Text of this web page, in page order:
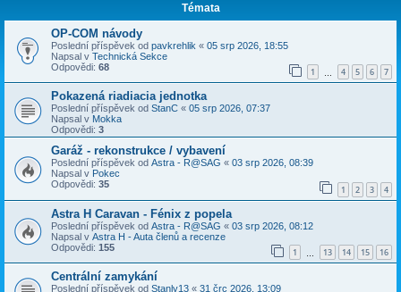
Témata
OP-COM návody
Poslední příspěvek od pavkrehlik « 05 srp 2026, 18:55
Napsal v Technická Sekce
Odpovědi: 68 1 4 5 6 7
Pokazená riadiacia jednotka
Poslední příspěvek od StanC « 05 srp 2026, 07:37
Napsal v Mokka
Odpovědi: 3
Garáž - rekonstrukce / vybavení
Poslední příspěvek od Astra - R@SAG « 03 srp 2026, 08:39
Napsal v Pokec
Odpovědi: 35 1 2 3 4
Astra H Caravan - Fénix z popela
Poslední příspěvek od Astra - R@SAG « 03 srp 2026, 08:12
Napsal v Astra H - Auta členů a recenze
Odpovědi: 155 1 13 14 15 16
Centrální zamykání
Poslední příspěvek od Stanly13 « 31 črc 2026, 13:09